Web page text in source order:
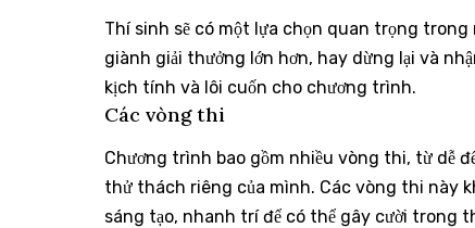
Thí sinh sẽ có một lựa chọn quan trọng
giành giải thưởng lớn hơn, hay dừng lại và
kịch tính và lôi cuốn cho chương trình.
Các vòng thi
Chương trình bao gồm nhiều vòng thi, từ dễ
thử thách riêng của mình. Các vòng thi này
sáng tạo, nhanh trí để có thể gây cười trong